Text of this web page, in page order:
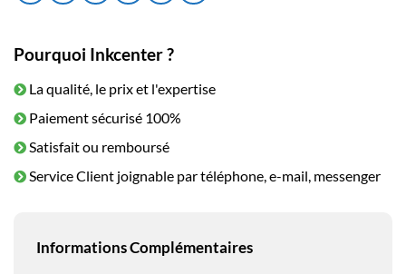
Pourquoi Inkcenter ?
La qualité, le prix et l'expertise
Paiement sécurisé 100%
Satisfait ou remboursé
Service Client joignable par téléphone, e-mail, messenger
Informations Complémentaires